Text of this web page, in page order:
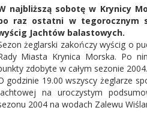
najbliższą sobotę w Krynicy
raz ostatni w tegorocznym
Jachtów balastowych.
żeglarski zakończy wyścig o
Miasta Krynica Morska. Po
zdobyte w całym sezonie 2004.
godzinie 19.00 wszyscy żeglarze
na uroczystym
2004 na wodach Zalewu